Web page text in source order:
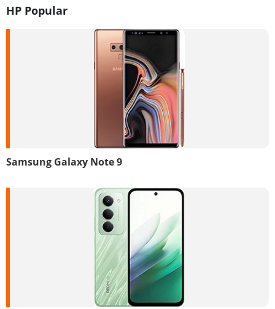
HP Popular
Samsung Galaxy Note 9